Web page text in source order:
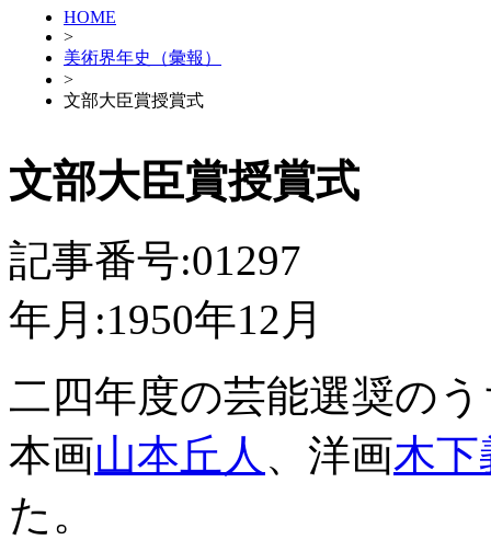
HOME
>
美術界年史（彙報）
>
文部大臣賞授賞式
文部大臣賞授賞式
記事番号:01297
年月:1950年12月
二四年度の芸能選奨の
本画山本丘人 、洋画木下
た。